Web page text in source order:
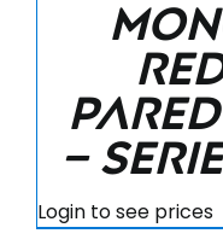
–
Login to see prices